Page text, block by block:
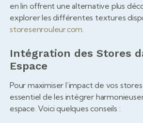
en lin offrent une alternative plus
explorer les différentes textures
storesenrouleur.com
Intégration des Stores
Espace
Pour maximiser l’impact de vos
essentiel de les intégrer
espace. Voici quelques conseils :